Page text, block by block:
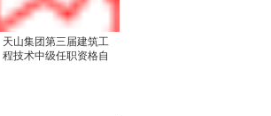
天山集团第三届建筑工
程技术中级任职资格自